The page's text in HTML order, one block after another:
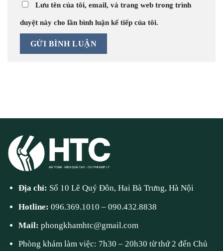
Lưu tên của tôi, email, và trang web trong trình
duyệt này cho lần bình luận kế tiếp của tôi.
Địa chỉ: Số 10 Lê Quý Đôn, Hai Bà Trưng, Hà Nội
Hotline:096.369.1010 –090.432.8838
Mail:phongkhamhtc@gmail.com
Phòng khám làm việc: 7h30 – 20h30 từ thứ 2 đến Chủ